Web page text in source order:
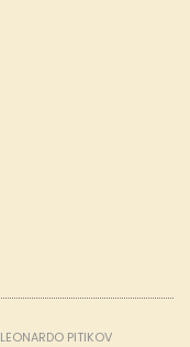
LEONARDO PITIKOV